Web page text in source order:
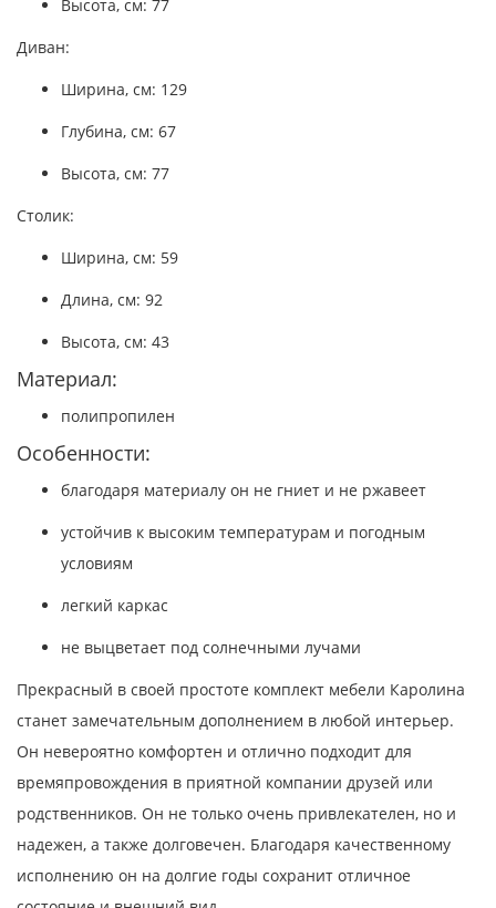
Высота, см: 77
Диван:
Ширина, см: 129
Глубина, см: 67
Высота, см: 77
Столик:
Ширина, см: 59
Длина, см: 92
Высота, см: 43
Материал:
полипропилен
Особенности:
благодаря материалу он не гниет и не ржавеет
устойчив к высоким температурам и погодным
условиям
легкий каркас
не выцветает под солнечными лучами
Прекрасный в своей простоте комплект мебели Каролина
станет замечательным дополнением в любой интерьер.
Он невероятно комфортен и отлично подходит для
времяпровождения в приятной компании друзей или
родственников. Он не только очень привлекателен, но и
надежен, а также долговечен. Благодаря качественному
исполнению он на долгие годы сохранит отличное